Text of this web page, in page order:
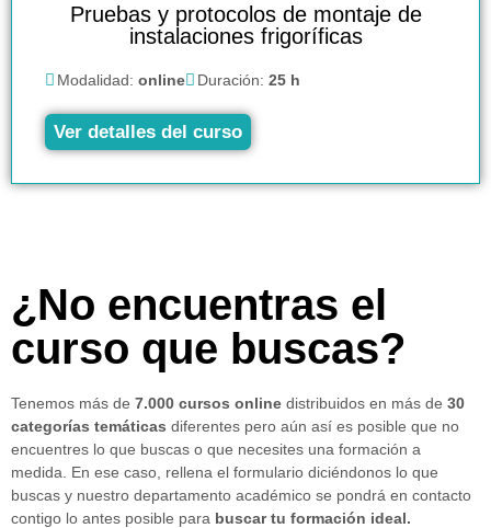
Pruebas y protocolos de montaje de
instalaciones frigoríficas
Modalidad: online Duración: 25 h
Ver detalles del curso
¿No encuentras el
curso que buscas?
Tenemos más de 7.000 cursos online distribuidos en más de 30
categorías temáticas diferentes pero aún así es posible que no
encuentres lo que buscas o que necesites una formación a
medida. En ese caso, rellena el formulario diciéndonos lo que
buscas y nuestro departamento académico se pondrá en contacto
contigo lo antes posible para buscar tu formación ideal.